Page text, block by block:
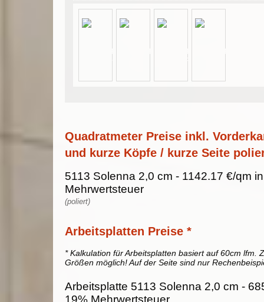
Quadratmeter Preise inkl.
und kurze Köpfe / kurze Seite
5113 Solenna 2,0 cm - 1142.17 €/qm
Mehrwertsteuer
(poliert)
Arbeitsplatten Preise *
* Kalkulation für Arbeitsplatten basiert auf 60cm lfm.
Größen möglich! Auf der Seite sind nur
Arbeitsplatte 5113 Solenna 2,0 cm -
19% Mehrwertsteuer